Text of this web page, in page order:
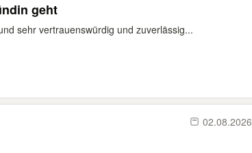
geht
sehr vertrauenswürdig und zuverlässig...
02.08.2026